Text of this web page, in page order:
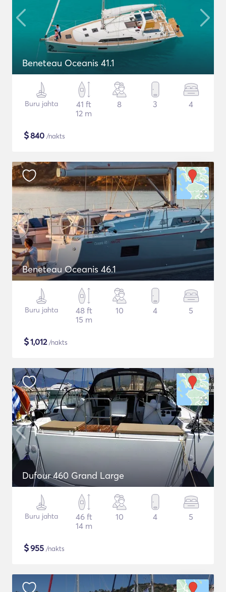
Beneteau Oceanis 41.1
Buru jahta
41 ft
12 m
8 3 4
$840 /nakts
Beneteau Oceanis 46.1
Buru jahta
48 ft
15 m
10 4 5
$1,012/nakts
Dufour 460 Grand Large
Buru jahta
46 ft
14 m
10 4 5
$955 /nakts